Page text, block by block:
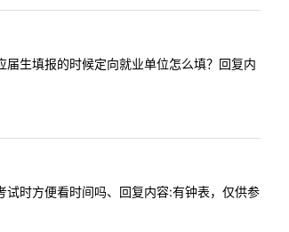
生填报的时候定向就业单位怎么填？回复内
时方便看时间吗、回复内容:有钟表，仅供参